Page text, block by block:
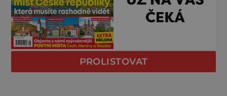
PROLISTOVAT